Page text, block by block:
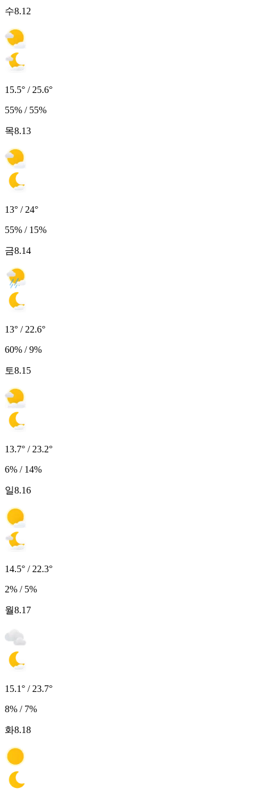
수8.12
15.5° / 25.6°
55% / 55%
목8.13
13° / 24°
55% / 15%
금8.14
13° / 22.6°
60% / 9%
토8.15
13.7° / 23.2°
6% / 14%
일8.16
14.5° / 22.3°
2% / 5%
월8.17
15.1° / 23.7°
8% / 7%
화8.18